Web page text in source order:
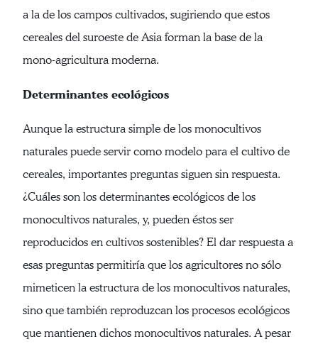
a la de los campos cultivados, sugiriendo que estos
cereales del suroeste de Asia forman la base de la
mono-agricultura moderna.
Determinantes ecológicos
Aunque la estructura simple de los monocultivos
naturales puede servir como modelo para el cultivo de
cereales, importantes preguntas siguen sin respuesta.
¿Cuáles son los determinantes ecológicos de los
monocultivos naturales, y, pueden éstos ser
reproducidos en cultivos sostenibles? El dar respuesta a
esas preguntas permitiría que los agricultores no sólo
mimeticen la estructura de los monocultivos naturales,
sino que también reproduzcan los procesos ecológicos
que mantienen dichos monocultivos naturales. A pesar